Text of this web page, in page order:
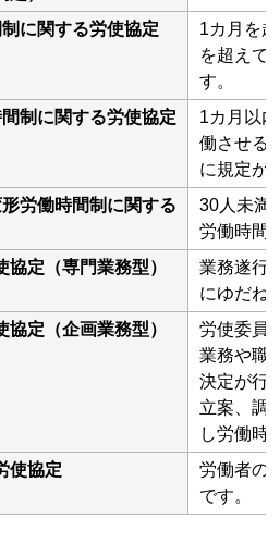
に関する労使協定
1カ月を
を超えて
す。
制に関する労使協定
1カ月以
働させる
に規定が
労働時間制に関する
30人未満
労働時間
定（専門業務型）
業務遂行
にゆだね
定（企画業務型）
労使委員
業務や職
決定が行
立案、調
し労働時
使協定
労働者の
です。